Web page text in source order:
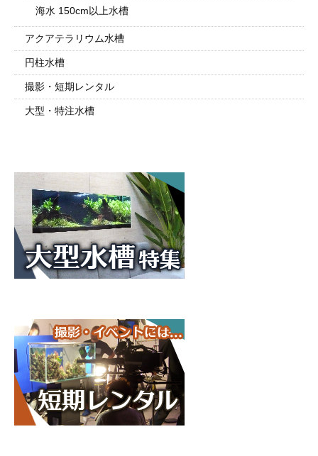
海水 150cm以上水槽
アクアテラリウム水槽
円柱水槽
撮影・短期レンタル
大型・特注水槽